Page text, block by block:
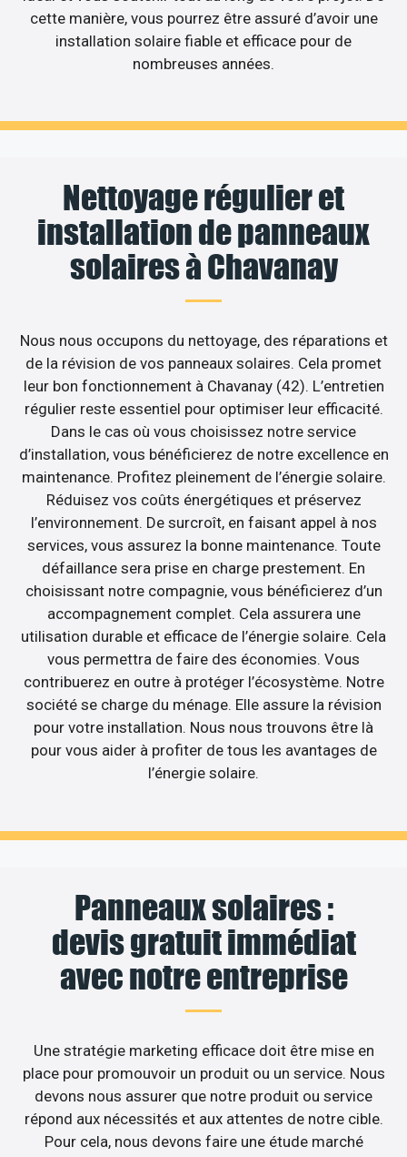
cette manière, vous pourrez être assuré d’avoir une
installation solaire fiable et efficace pour de
nombreuses années.
Nettoyage régulier et
installation de panneaux
solaires à Chavanay
Nous nous occupons du nettoyage, des réparations et
de la révision de vos panneaux solaires. Cela promet
leur bon fonctionnement à Chavanay (42). L’entretien
régulier reste essentiel pour optimiser leur efficacité.
Dans le cas où vous choisissez notre service
d’installation, vous bénéficierez de notre excellence en
maintenance. Profitez pleinement de l’énergie solaire.
Réduisez vos coûts énergétiques et préservez
l’environnement. De surcroît, en faisant appel à nos
services, vous assurez la bonne maintenance. Toute
défaillance sera prise en charge prestement. En
choisissant notre compagnie, vous bénéficierez d’un
accompagnement complet. Cela assurera une
utilisation durable et efficace de l’énergie solaire. Cela
vous permettra de faire des économies. Vous
contribuerez en outre à protéger l’écosystème. Notre
société se charge du ménage. Elle assure la révision
pour votre installation. Nous nous trouvons être là
pour vous aider à profiter de tous les avantages de
l’énergie solaire.
Panneaux solaires :
devis gratuit immédiat
avec notre entreprise
Une stratégie marketing efficace doit être mise en
place pour promouvoir un produit ou un service. Nous
devons nous assurer que notre produit ou service
répond aux nécessités et aux attentes de notre cible.
Pour cela, nous devons faire une étude marché